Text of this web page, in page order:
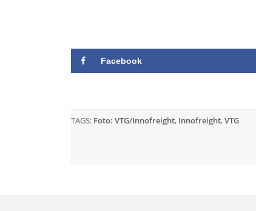
Facebook
TAGS: Foto: VTG/Innofreight, Innofreight,VTG